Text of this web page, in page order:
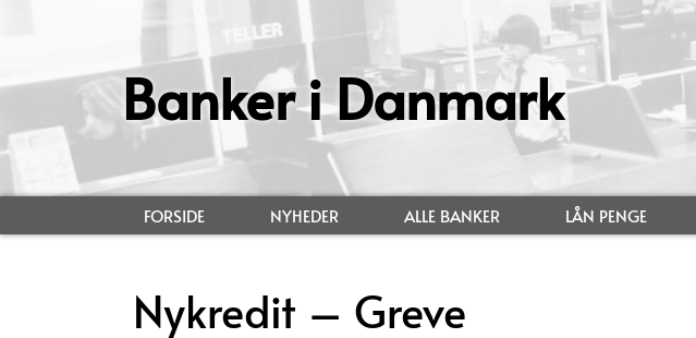
Banker i Danmark
FORSIDE NYHEDER ALLE BANKER LÅN PENGE
Nykredit – Greve